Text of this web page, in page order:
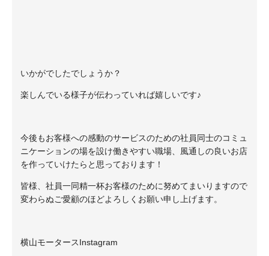
いかがでしたでしょうか？
楽しんでいる様子が伝わっていれば嬉しいです♪
今後もお客様への感動のサービスのための社員同士のコミュ
ニケーションの場を設け働きやすい職場、風通しの良いお店
を作っていけたらと思っております！
皆様、社員一同精一杯お客様のために努めてまいりますので
変わらぬご愛顧のほどよろしくお願い申し上げます。
横山モータースInstagram